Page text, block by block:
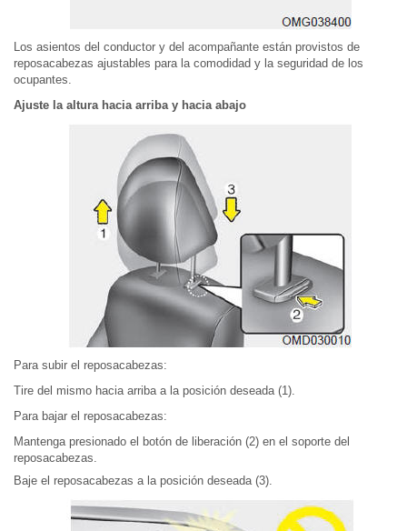
Los asientos del conductor y del acompañante están provistos de
reposacabezas ajustables para la comodidad y la seguridad de los
ocupantes.
Ajuste la altura hacia arriba y hacia abajo
Para subir el reposacabezas:
Tire del mismo hacia arriba a la posición deseada (1).
Para bajar el reposacabezas:
Mantenga presionado el botón de liberación (2) en el soporte del
reposacabezas.
Baje el reposacabezas a la posición deseada (3).